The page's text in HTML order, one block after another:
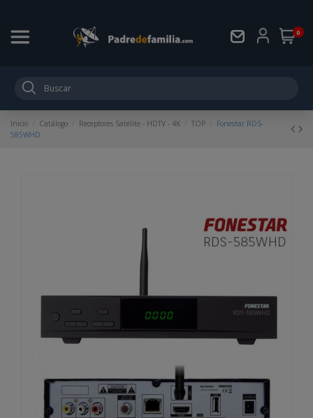
0
Inicio Catálogo Receptores Satélite - HDTV - 4K TOP
Fonestar RDS-
585WHD